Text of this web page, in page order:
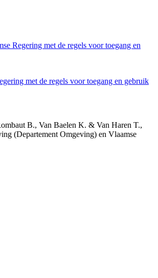
Regering met de regels voor toegang en
met de regels voor toegang en gebruik
B., Van Baelen K. & Van Haren T.,
(Departement Omgeving) en Vlaamse